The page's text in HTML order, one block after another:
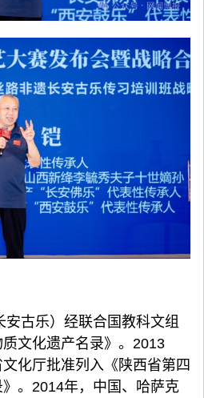
古乐）经联合国教科文组
文化遗产名录》。2013
化厅批准列入《陕西省第四
。2014年，中国、哈萨克